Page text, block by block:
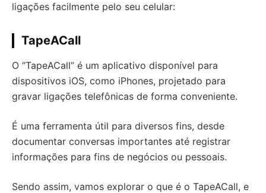
ligações facilmente pelo seu celular:
TapeACall
O “TapeACall” é um aplicativo disponível para
dispositivos iOS, como iPhones, projetado para
gravar ligações telefônicas de forma conveniente.
É uma ferramenta útil para diversos fins, desde
documentar conversas importantes até registrar
informações para fins de negócios ou pessoais.
Sendo assim, vamos explorar o que é o TapeACall, e